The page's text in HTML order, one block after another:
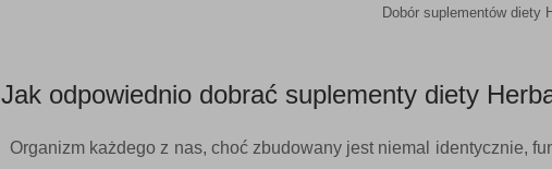
Dobór suplementów diety
Jak odpowiednio dobrać suplementy diety
Organizm każdego z nas, choć zbudowany jest niemal identycznie,